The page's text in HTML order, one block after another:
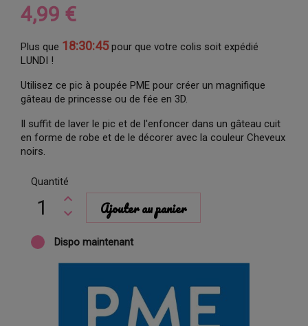
4,99 €
Plus que 18:30:44pour que votre colis soit expédié
LUNDI !
Utilisez ce pic à poupée PME pour créer un magnifique
gâteau de princesse ou de fée en 3D.
Il suffit de laver le pic et de l'enfoncer dans un gâteau cuit
en forme de robe et de le décorer avec la couleur Cheveux
noirs.
Quantité
Ajouter au panier
Dispo maintenant